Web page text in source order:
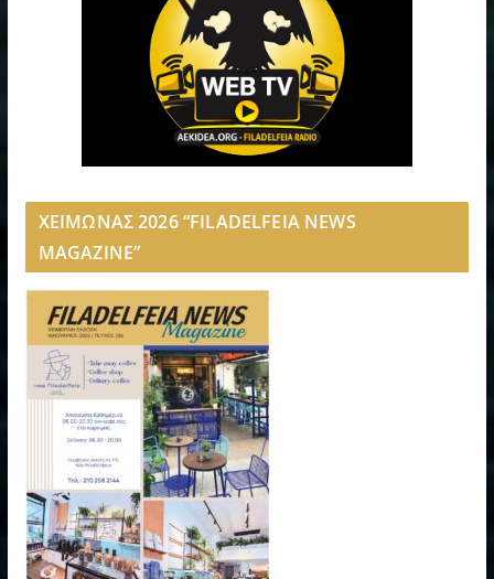
ΧΕΙΜΩΝΑΣ 2026 “FILADELFEIA NEWS
MAGAZINE”